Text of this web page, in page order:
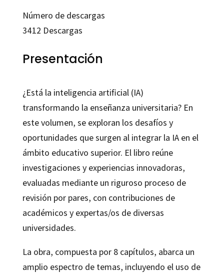
Número de descargas
3412 Descargas
Presentación
¿Está la inteligencia artificial (IA)
transformando la enseñanza universitaria? En
este volumen, se exploran los desafíos y
oportunidades que surgen al integrar la IA en el
ámbito educativo superior. El libro reúne
investigaciones y experiencias innovadoras,
evaluadas mediante un riguroso proceso de
revisión por pares, con contribuciones de
académicos y expertas/os de diversas
universidades.
La obra, compuesta por 8 capítulos, abarca un
amplio espectro de temas, incluyendo el uso de